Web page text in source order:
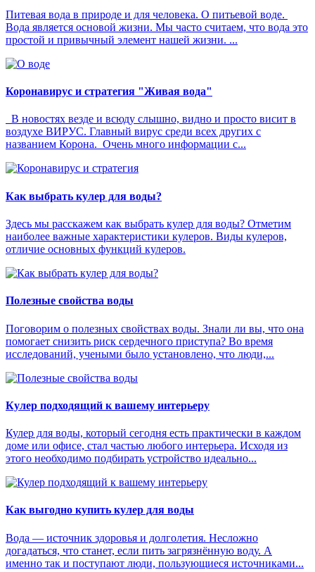
Питевая вода в природе и для человека. О питьевой воде.
Вода является основой жизни. Мы часто считаем, что вода это
простой и привычный элемент нашей жизни. ...
Коронавирус и стратегия "Живая вода"
В новостях везде и всюду слышно, видно и просто висит в
воздухе ВИРУС. Главный вирус среди всех других с
названием Корона. Очень много информации с...
Как выбрать кулер для воды?
Здесь мы расскажем как выбрать кулер для воды? Отметим
наиболее важные характеристики кулеров. Виды кулеров,
отличие основных функций кулеров.
Полезные свойства воды
Поговорим о полезных свойствах воды. Знали ли вы, что она
помогает снизить риск сердечного приступа? Во время
исследований, учеными было установлено, что люди,...
Кулер подходящий к вашему интерьеру
Кулер для воды, который сегодня есть практически в каждом
доме или офисе, стал частью любого интерьера. Исходя из
этого необходимо подбирать устройство идеально...
Как выгодно купить кулер для воды
Вода — источник здоровья и долголетия. Несложно
догадаться, что станет, если пить загрязнённую воду. А
именно так и поступают люди, пользующиеся источниками...